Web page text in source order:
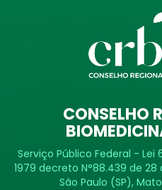
CONSELHO
Serviço Público Federal -
1979 decreto N°88.439 de
São Paulo (SP),